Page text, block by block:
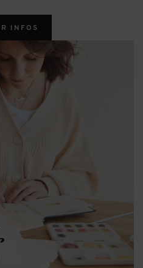
INFOS